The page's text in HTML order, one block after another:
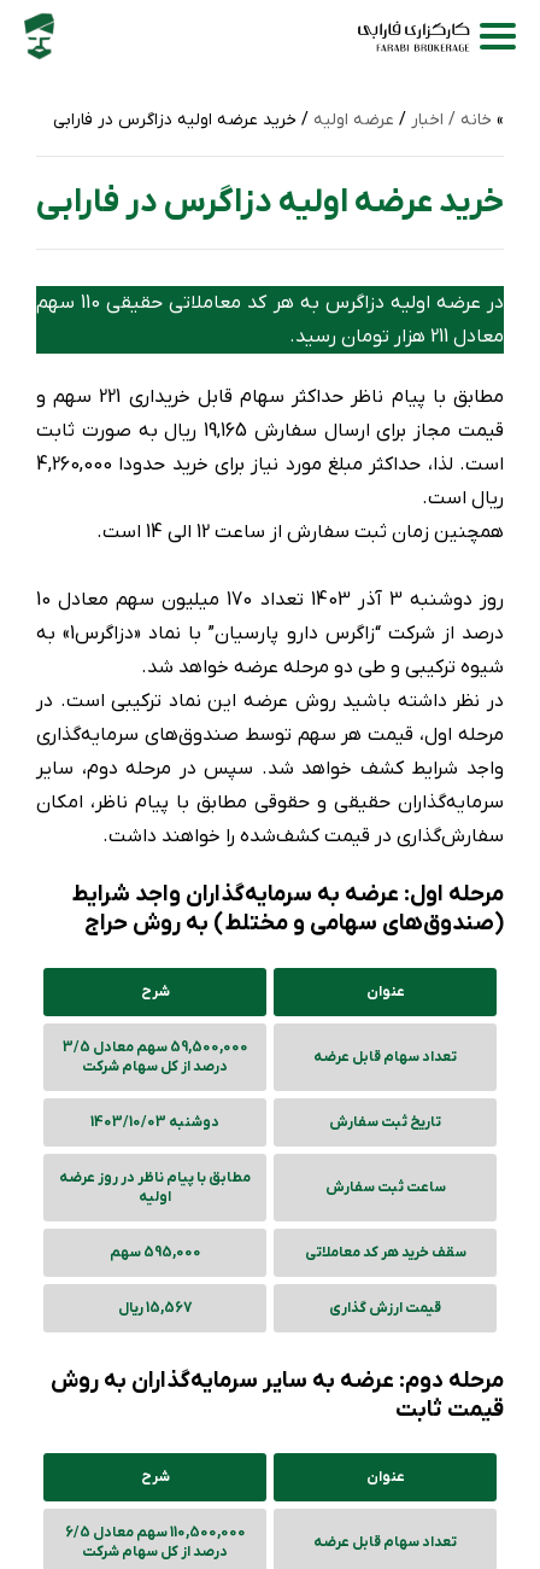
خانه / اخبار / عرضه اولیه / خرید عرضه اولیه دزاگرس در فارابی
خرید عرضه اولیه دزاگرس در فارابی
در عرضه اولیه دزاگرس به هر کد معاملاتی حقیقی 110 سهم
معادل 211 هزار تومان رسید.
مطابق با پیام ناظر حداکثر سهام قابل خریداری 221 سهم و
قیمت مجاز برای ارسال سفارش 19,165 ریال به صورت ثابت
است. لذا، حداکثر مبلغ مورد نیاز برای خرید حدودا 4,260,000
ریال است.
همچنین زمان ثبت‌ سفارش از ساعت 12 الی 14 است.
روز دوشنبه 3 آذر 1403 تعداد 170 میلیون سهم معادل 10
درصد از شرکت “زاگرس دارو پارسیان” با نماد «دزاگرس1» به
شیوه ترکیبی و طی دو مرحله عرضه خواهد شد.
در نظر داشته باشید روش عرضه این نماد ترکیبی است. در
مرحله اول، قیمت هر سهم توسط صندوق‌های سرمایه‌گذاری
واجد شرایط کشف خواهد شد. سپس در مرحله دوم، سایر
سرمایه‌گذاران حقیقی و حقوقی مطابق با پیام ناظر، امکان
سفارش‌گذاری در قیمت کشف‌شده را خواهند داشت.
مرحله اول: عرضه به سرمایه‌گذاران واجد شرایط
(صندوق‌های سهامی و مختلط) به روش حراج
عنوان شرح
تعداد سهام قابل عرضه
59,500,000 سهم معادل 3/5
درصد از کل سهام شرکت
تاریخ ثبت سفارش دوشنبه 1403/10/03
ساعت ثبت سفارش
مطابق با پیام ناظر در روز عرضه
اولیه
سقف خرید هر کد معاملاتی 595,000 سهم
قیمت ارزش گذاری 15,567 ریال
مرحله دوم: عرضه به سایر سرمایه‌گذاران به روش
قیمت ثابت
عنوان شرح
تعداد سهام قابل عرضه
110,500,000 سهم معادل 6/5
درصد از کل سهام شرکت